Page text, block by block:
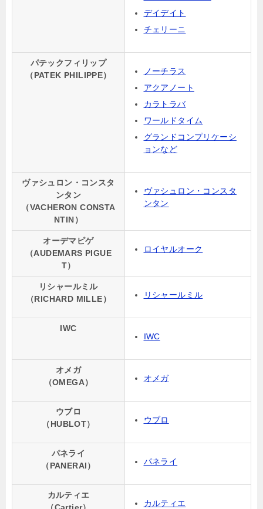
デイデイト
チェリーニ
パテックフィリップ
（PATEK PHILIPPE）
ノーチラス
アクアノート
カラトラバ
ワールドタイム
グランドコンプリケーシ
ョンなど
ヴァシュロン・コンスタ
ンタン
（VACHERON CONSTA
NTIN）
ヴァシュロン・コンスタ
ンタン
オーデマピゲ
（AUDEMARS PIGUE
T）
ロイヤルオーク
リシャールミル
（RICHARD MILLE）
リシャールミル
IWC
IWC
オメガ
（OMEGA）
オメガ
ウブロ
（HUBLOT）
ウブロ
パネライ
（PANERAI）
パネライ
カルティエ
カルティエ